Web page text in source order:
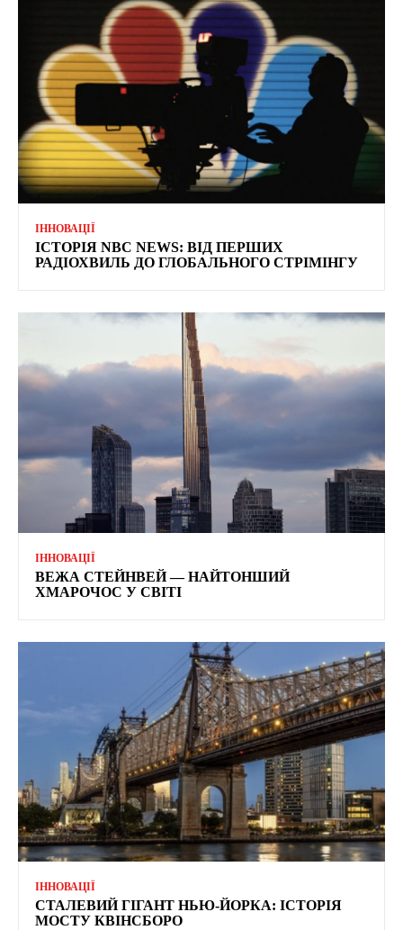
ІННОВАЦІЇ
ІСТОРІЯ NBC NEWS: ВІД ПЕРШИХ
РАДІОХВИЛЬ ДО ГЛОБАЛЬНОГО СТРІМІНГУ
ІННОВАЦІЇ
ВЕЖА СТЕЙНВЕЙ — НАЙТОНШИЙ
ХМАРОЧОС У СВІТІ
ІННОВАЦІЇ
СТАЛЕВИЙ ГІГАНТ НЬЮ-ЙОРКА: ІСТОРІЯ
МОСТУ КВІНСБОРО